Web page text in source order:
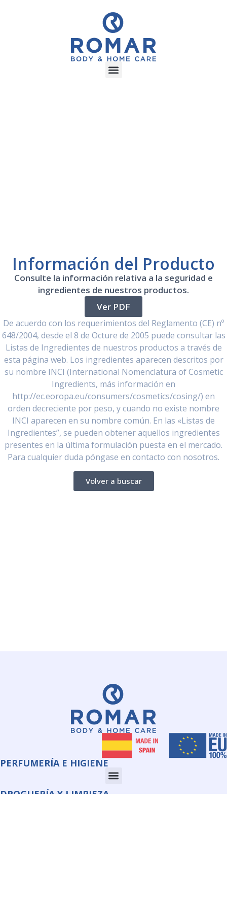
Información del Producto
Consulte la información relativa a la seguridad e
ingredientes de nuestros productos.
Ver PDF
De acuerdo con los requerimientos del Reglamento (CE) nº
648/2004, desde el 8 de Octure de 2005 puede consultar las
Listas de Ingredientes de nuestros productos a través de
esta página web. Los ingredientes aparecen descritos por
su nombre INCI (International Nomenclatura of Cosmetic
Ingredients, más información en
http://ec.eoropa.eu/consumers/cosmetics/cosing/) en
orden decreciente por peso, y cuando no existe nombre
INCI aparecen en su nombre común. En las «Listas de
Ingredientes”, se pueden obtener aquellos ingredientes
presentes en la última formulación puesta en el mercado.
Para cualquier duda póngase en contacto con nosotros.
Volver a buscar
PERFUMERÍA E HIGIENE
DROGUERÍA Y LIMPIEZA